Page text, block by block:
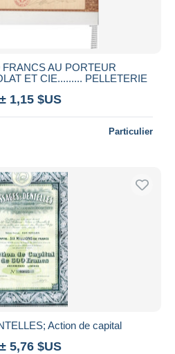
AU PORTEUR
ET CIE......... PELLETERIE
± 1,15 $US
Particulier
Action de capital
± 5,76 $US